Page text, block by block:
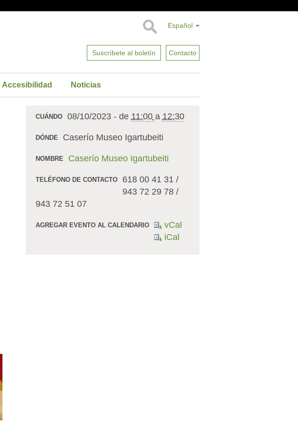
Español
Suscríbete al boletín Contacto
Accesibilidad Noticias
CUÁNDO 08/10/2023 -de 11:00 a 12:30
DÓNDE Caserío Museo Igartubeiti
NOMBRE Caserío Museo Igartubeiti
TELÉFONO DE CONTACTO
618 00 41 31 /
943 72 29 78 /
943 72 51 07
AGREGAR EVENTO AL CALENDARIO
vCal
iCal